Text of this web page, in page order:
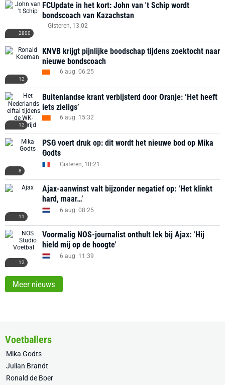
2800
FCUpdate in het kort: John van 't Schip wordt
bondscoach van Kazachstan
Gisteren, 13:02
12
KNVB krijgt pijnlijke boodschap tijdens zoektocht naar
nieuwe bondscoach
6 aug. 06:25
12
Buitenlandse krant verbijsterd door Oranje: ‘Het heeft
iets zieligs’
6 aug. 15:32
8
PSG voert druk op: dit wordt het nieuwe bod op Mika
Godts
Gisteren, 10:21
11
Ajax-aanwinst valt bijzonder negatief op: ‘Het klinkt
hard, maar…’
6 aug. 08:25
12
Voormalig NOS-journalist onthult lek bij Ajax: ‘Hij
hield mij op de hoogte'
6 aug. 11:39
Meer nieuws
Voetballers
Mika Godts
Julian Brandt
Ronald de Boer